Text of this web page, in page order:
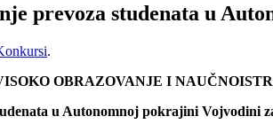
prevoza studenata u
.
OBRAZOVANJE I
u Autonomnoj pokrajini Vojvodini